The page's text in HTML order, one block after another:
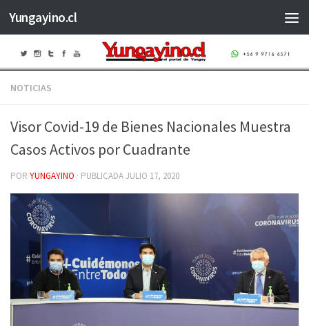
Saltar al contenido
Yungayino.cl
NOTICIAS
Visor Covid-19 de Bienes Nacionales Muestra
Casos Activos por Cuadrante
POR YUNGAYINO · PUBLICADAJULIO 17, 2020